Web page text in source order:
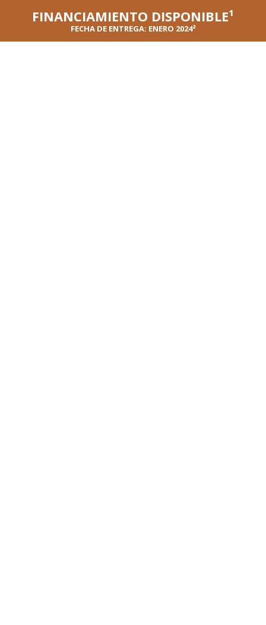
FINANCIAMIENTO DISPONIBLE¹
FECHA DE ENTREGA: ENERO 2024²